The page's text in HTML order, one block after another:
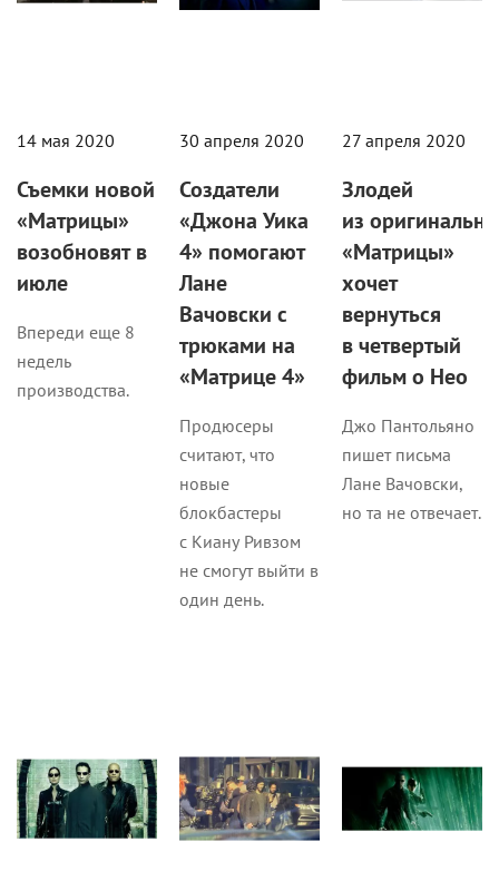
14 мая 2020
Съемки новой
«Матрицы»
возобновят в
июле
Впереди еще 8
недель
производства.
30 апреля 2020
Создатели
«Джона Уика
4» помогают
Лане
Вачовски с
трюками на
«Матрице 4»
Продюсеры
считают, что
новые
блокбастеры
с Киану Ривзом
не смогут выйти в
один день.
27 апреля 2020
Злодей
из
«Матрицы»
хочет
вернуться
в четвертый
фильм о Нео
Джо Пантольяно
пишет письма
Лане Вачовски,
но та не отвечает.